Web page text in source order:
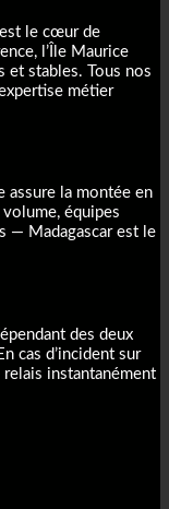
le cœur de
l’Île Maurice
et stables. Tous nos
métier
assure la montée en
équipes
— Madagascar est le
des deux
cas d’incident sur
relais instantanément